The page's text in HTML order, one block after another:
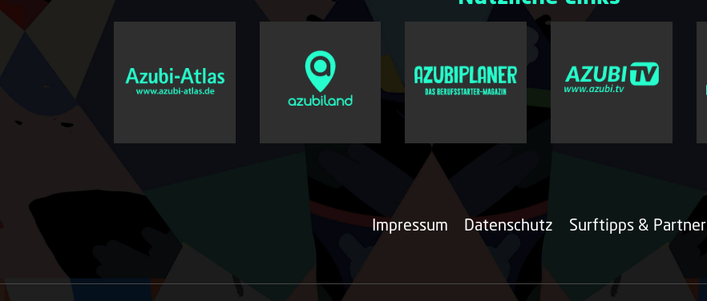
Impressum Datenschutz Surftipps & Partner